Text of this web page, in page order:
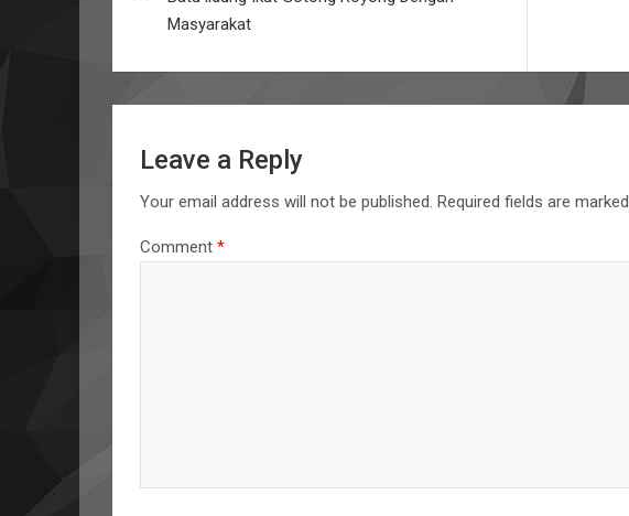
Masyarakat
Leave a Reply
Your email address will not be published. Required fields are marked
Comment *